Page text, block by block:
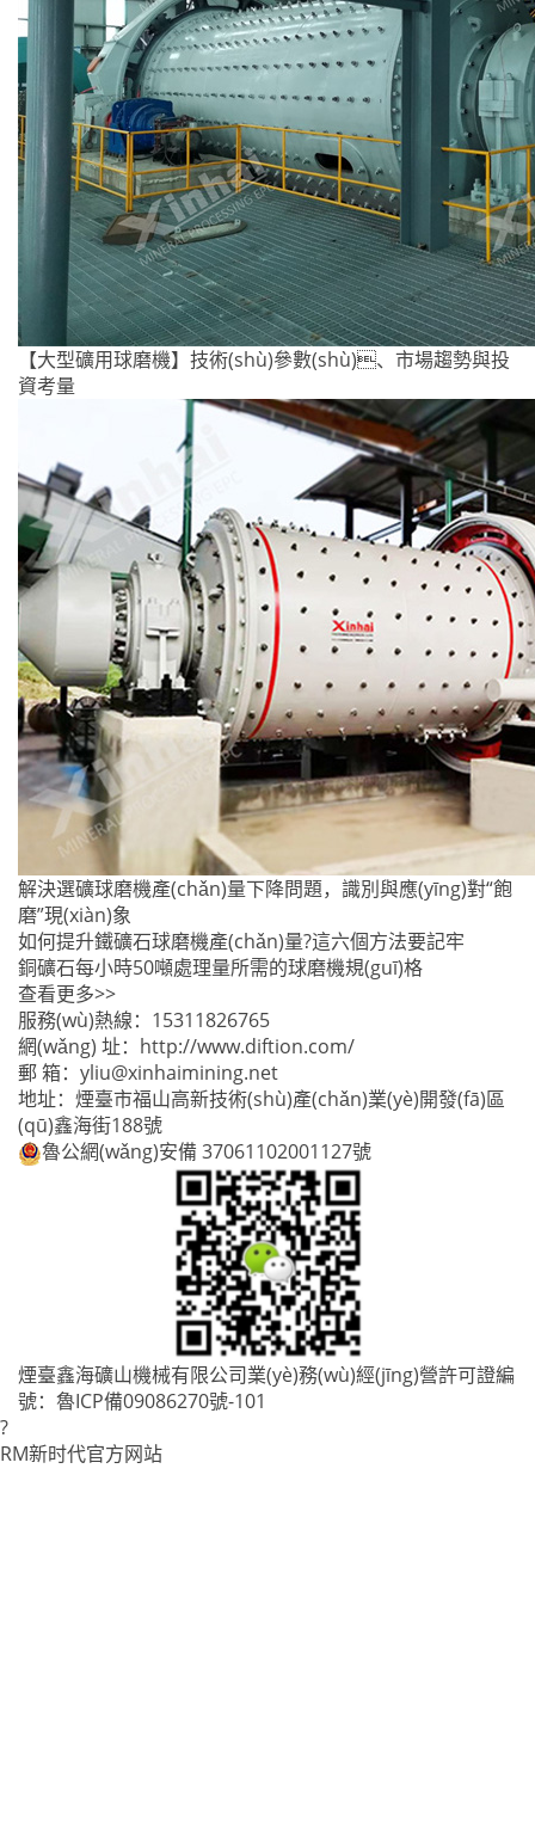
【大型礦用球磨機】技術(shù)參數(shù)、市場趨勢與投
資考量
解決選礦球磨機產(chǎn)量下降問題，識別與應(yīng)對“飽
磨”現(xiàn)象
如何提升鐵礦石球磨機產(chǎn)量?這六個方法要記牢
銅礦石每小時50噸處理量所需的球磨機規(guī)格
查看更多>>
服務(wù)熱線： 15311826765
網(wǎng) 址： http://www.diftion.com/
郵 箱： yliu@xinhaimining.net
地址：煙臺市福山高新技術(shù)產(chǎn)業(yè)開發(fā)區
(qū)鑫海街188號
魯公網(wǎng)安備 37061102001127號
煙臺鑫海礦山機械有限公司業(yè)務(wù)經(jīng)營許可證編
號： 魯ICP備09086270號-101
?
RM新时代官方网站